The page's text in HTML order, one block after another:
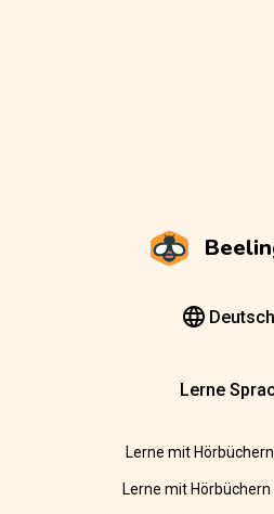
Deutsch
Lerne
Lerne mit
Lerne mit